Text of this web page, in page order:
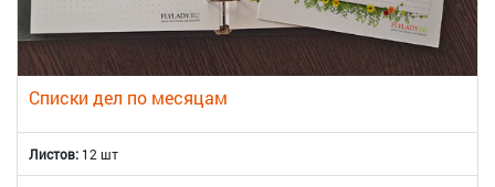
Списки дел по месяцам
Листов: 12 шт